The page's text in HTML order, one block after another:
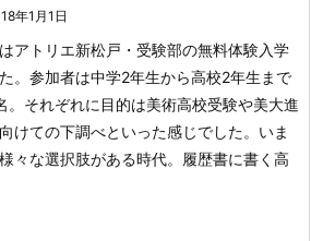
年1月1日
アトリエ新松戸・受験部の無料体験入学
。 参加者は中学2年生から高校2年生まで
。それぞれに目的は美術高校受験や美大進
けての下調べといった感じでした。いま
々な選択肢がある時代。履歴書に書く高